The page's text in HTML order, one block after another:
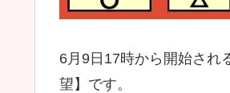
6月9日17時から開始され
望】です。